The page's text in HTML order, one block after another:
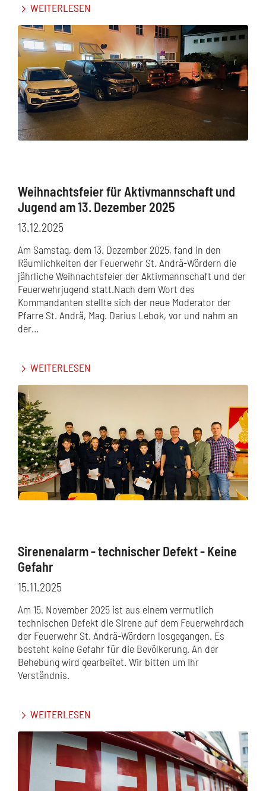
WEITERLESEN
Weihnachtsfeier für Aktivmannschaft und
Jugend am 13. Dezember 2025
13.12.2025
Am Samstag, dem 13. Dezember 2025, fand in den
Räumlichkeiten der Feuerwehr St. Andrä-Wördern die
jährliche Weihnachtsfeier der Aktivmannschaft und der
Feuerwehrjugend statt.Nach dem Wort des
Kommandanten stellte sich der neue Moderator der
Pfarre St. Andrä, Mag. Darius Lebok, vor und nahm an
der…
WEITERLESEN
Sirenenalarm - technischer Defekt - Keine
Gefahr
15.11.2025
Am 15. November 2025 ist aus einem vermutlich
technischen Defekt die Sirene auf dem Feuerwehrdach
der Feuerwehr St. Andrä-Wördern losgegangen. Es
besteht keine Gefahr für die Bevölkerung. An der
Behebung wird gearbeitet. Wir bitten um Ihr
Verständnis.
WEITERLESEN